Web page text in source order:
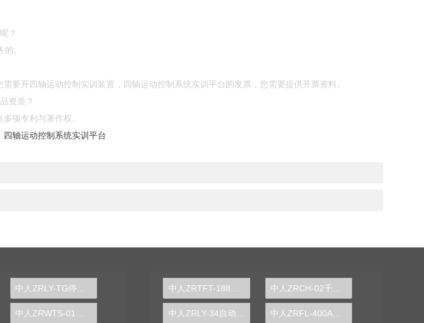
？
。
要开四轴运动控制实训装置，四轴运动控制系统实训平台的发票，您需要提供开票资料。
资质？
项专利与著作权。
四轴运动控制系统实训平台